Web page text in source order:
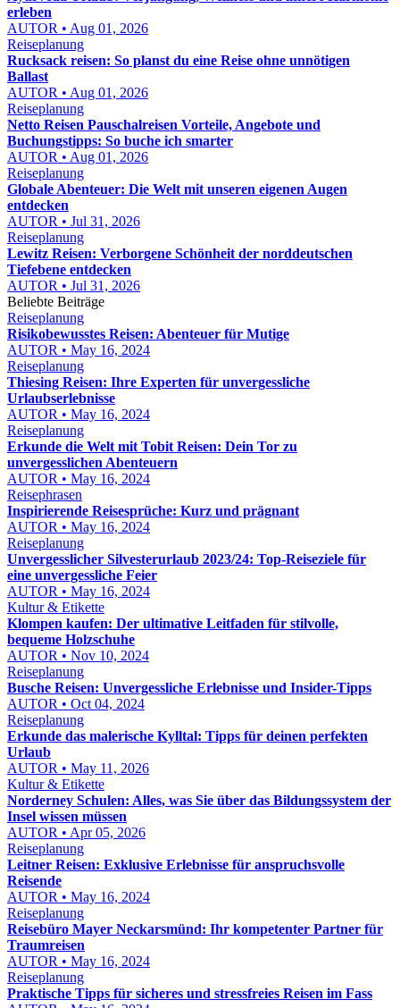
erleben
AUTOR • Aug 01, 2026
Reiseplanung
Rucksack reisen: So planst du eine Reise ohne unnötigen
Ballast
AUTOR • Aug 01, 2026
Reiseplanung
Netto Reisen Pauschalreisen Vorteile, Angebote und
Buchungstipps: So buche ich smarter
AUTOR • Aug 01, 2026
Reiseplanung
Globale Abenteuer: Die Welt mit unseren eigenen Augen
entdecken
AUTOR • Jul 31, 2026
Reiseplanung
Lewitz Reisen: Verborgene Schönheit der norddeutschen
Tiefebene entdecken
AUTOR • Jul 31, 2026
Beliebte Beiträge
Reiseplanung
Risikobewusstes Reisen: Abenteuer für Mutige
AUTOR • May 16, 2024
Reiseplanung
Thiesing Reisen: Ihre Experten für unvergessliche
Urlaubserlebnisse
AUTOR • May 16, 2024
Reiseplanung
Erkunde die Welt mit Tobit Reisen: Dein Tor zu
unvergesslichen Abenteuern
AUTOR • May 16, 2024
Reisephrasen
Inspirierende Reisesprüche: Kurz und prägnant
AUTOR • May 16, 2024
Reiseplanung
Unvergesslicher Silvesterurlaub 2023/24: Top-Reiseziele für
eine unvergessliche Feier
AUTOR • May 16, 2024
Kultur & Etikette
Klompen kaufen: Der ultimative Leitfaden für stilvolle,
bequeme Holzschuhe
AUTOR • Nov 10, 2024
Reiseplanung
Busche Reisen: Unvergessliche Erlebnisse und Insider-Tipps
AUTOR • Oct 04, 2024
Reiseplanung
Erkunde das malerische Kylltal: Tipps für deinen perfekten
Urlaub
AUTOR • May 11, 2026
Kultur & Etikette
Norderney Schulen: Alles, was Sie über das Bildungssystem der
Insel wissen müssen
AUTOR • Apr 05, 2026
Reiseplanung
Leitner Reisen: Exklusive Erlebnisse für anspruchsvolle
Reisende
AUTOR • May 16, 2024
Reiseplanung
Reisebüro Mayer Neckarsmünd: Ihr kompetenter Partner für
Traumreisen
AUTOR • May 16, 2024
Reiseplanung
Praktische Tipps für sicheres und stressfreies Reisen im Fass